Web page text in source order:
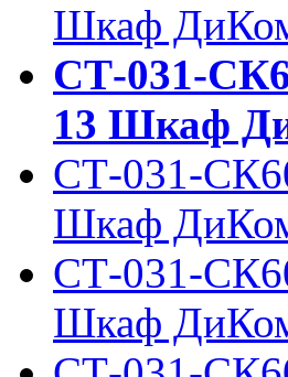
Шкаф
СТ-031-
13 Шкаф
СТ-031-
Шкаф
СТ-031-
Шкаф